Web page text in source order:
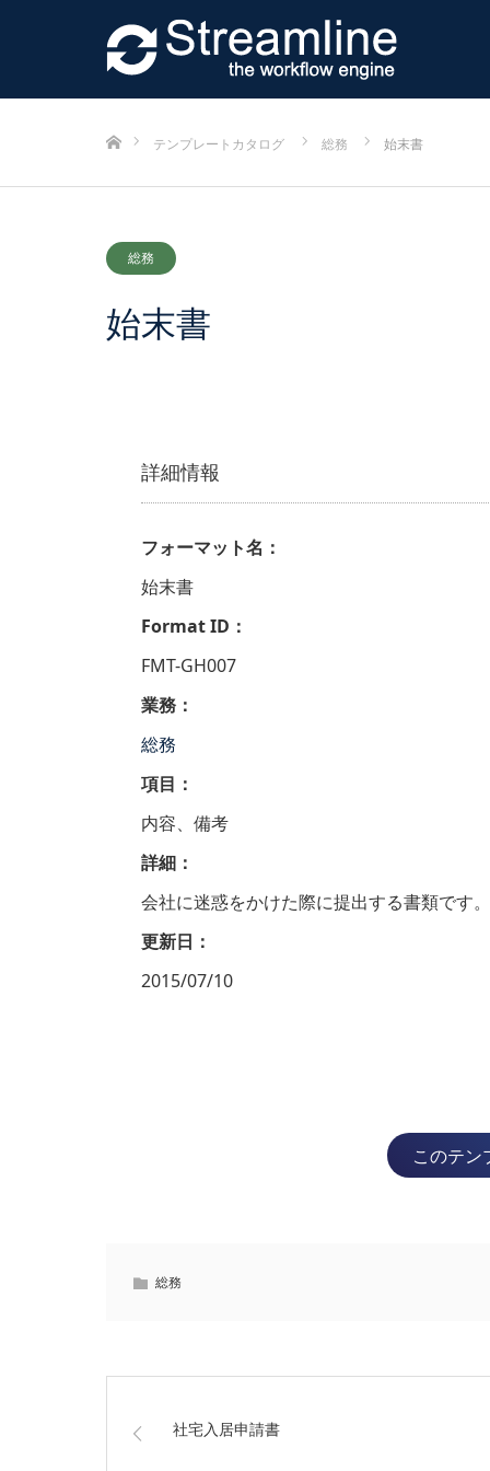
テンプレートカタログ
総務 始末書
総務
始末書
詳細情報
フォーマット名：
始末書
Format ID：
FMT-GH007
業務：
総務
項目：
内容、備考
詳細：
会社に迷惑をかけた際に提出する書類です。
更新日：
2015/07/10
このテン
総務
社宅入居申請書